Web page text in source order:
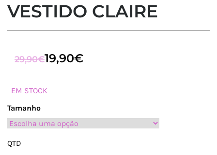
VESTIDO CLAIRE
29,90€
O
ORIGINAL
29,90€.
19,90€
O
ATUAL
19,90€.
EM STOCK
Tamanho
QTD